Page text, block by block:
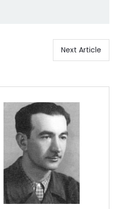
Next Article